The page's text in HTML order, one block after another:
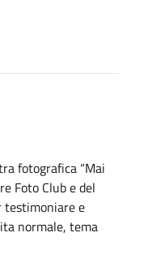
fotografica “Mai
Foto Club e del
testimoniare e
normale, tema